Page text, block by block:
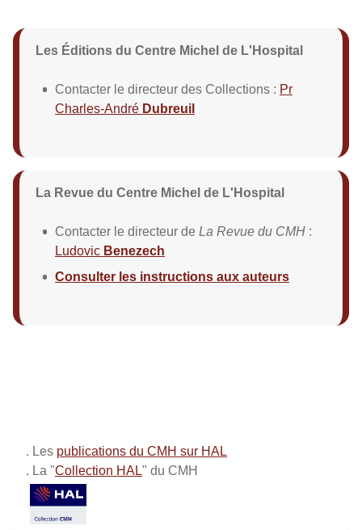
Les Éditions du Centre Michel de L'Hospital
Contacter le directeur des Collections : Pr
Charles-André Dubreuil
La Revue du Centre Michel de L'Hospital
Contacter le directeur de La Revue du CMH :
Ludovic Benezech
Consulter les instructions aux auteurs
. Les publications du CMH sur HAL
. La "Collection HAL" du CMH